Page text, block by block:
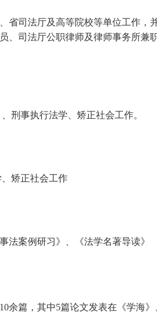
省司法厅及高等院校等单位工作，
、司法厅公职律师及律师事务所兼
、刑事执行法学、矫正社会工作。
、矫正社会工作
事法案例研习》、 《法学名著导读》
10余篇，其中5篇论文发表在《学海